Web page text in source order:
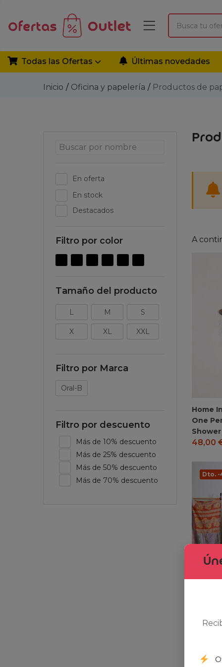
Todas las Ofertas Últimas novedades
Inicio Oficina y papelería Productos de
En oferta
En stock
Destacados
Filtro por color
Tamaño del producto
L M S
X XL XXL
Filtro por Marca
Oral-B
Filtro por descuento
Más de 10% descuento
Más de 25% descuento
Más de 50% descuento
Más de 70% descuento
A
Home
One
Shower
48,00
Dto. -
The